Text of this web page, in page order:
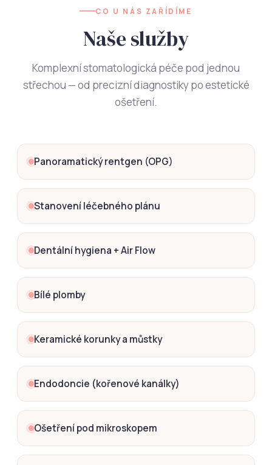
CO U NÁS ZAŘÍDÍME
Naše služby
Komplexní stomatologická péče pod jednou
střechou — od precizní diagnostiky po estetické
ošetření.
Panoramatický rentgen (OPG)
Stanovení léčebného plánu
Dentální hygiena + Air Flow
Bílé plomby
Keramické korunky a můstky
Endodoncie (kořenové kanálky)
Ošetření pod mikroskopem